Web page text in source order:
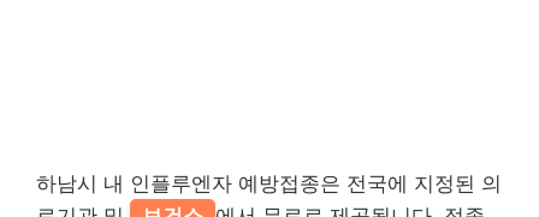
하남시 내 인플루엔자 예방접종은 전국에 지정된 의